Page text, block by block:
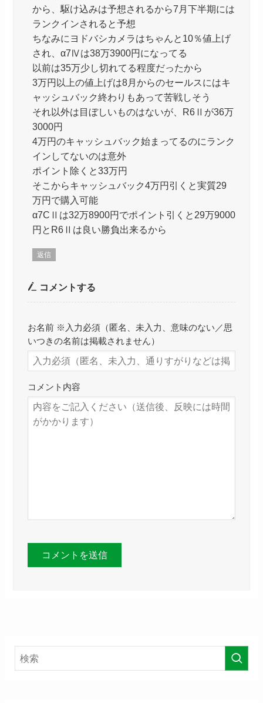
から、駆け込みは予想されるから7月下半期には
ランクインされると予想
ちなみにヨドバシカメラはちゃんと10％値上げ
され、α7Ⅳは38万3900円になってる
以前は35万少し切れてる程度だったから
3万円以上の値上げは8月からのセールスにはキ
ャッシュバック終わりもあって苦戦しそう
それ以外は目ぼしいものはないが、R6Ⅱが36万
3000円
4万円のキャッシュバック始まってるのにランク
インしてないのは意外
ポイント除くと33万円
そこからキャッシュバック4万円引くと実質29
万円で購入可能
α7CⅡは32万8900円でポイント引くと29万9000
円とR6Ⅱは良い勝負出来るから
返信
コメントする
お名前 ※入力必須（匿名、未入力、意味のない／思
いつきの名前は掲載されません）
コメント内容